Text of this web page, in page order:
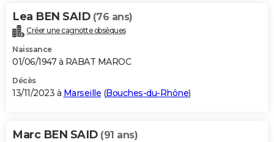
Lea BEN SAID (76 ans)
Créer une cagnotte obsèques
Naissance
01/06/1947 à RABAT MAROC
Décès
13/11/2023 à Marseille (Bouches-du-Rhône)
Marc BEN SAID (91 ans)